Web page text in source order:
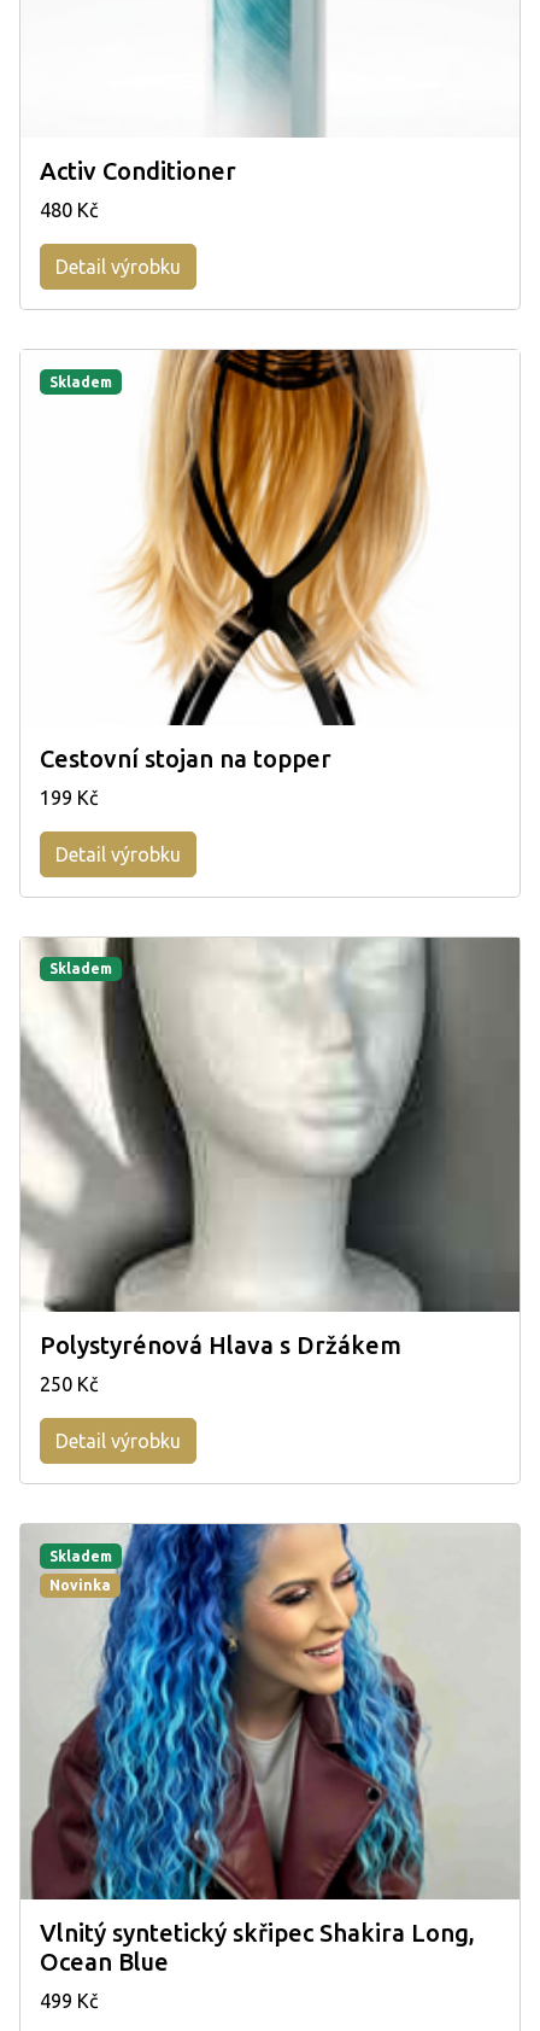
Activ Conditioner
480 Kč
Detail výrobku
Skladem
Cestovní stojan na topper
199 Kč
Detail výrobku
Skladem
Polystyrénová Hlava s Držákem
250 Kč
Detail výrobku
Skladem
Novinka
Vlnitý syntetický skřipec Shakira Long,
Ocean Blue
499 Kč